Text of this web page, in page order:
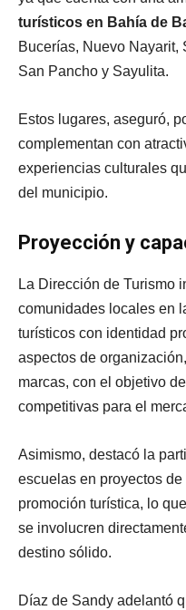
turísticos en Bahía de
Bucerías, Nuevo Nayarit,
San Pancho y Sayulita.
Estos lugares, aseguró,
complementan con
experiencias culturales
del municipio.
Proyección y
La Dirección de Turismo
comunidades locales en
turísticos con identidad
aspectos de
marcas, con el objetivo
competitivas para el
Asimismo, destacó la
escuelas en proyectos
promoción turística, lo
se involucren
destino sólido.
Díaz de Sandy adelantó